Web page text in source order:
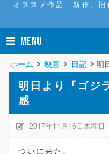
オススメ作品、新作、
MENU
ホーム 映画 日記 明
明日より『ゴジ
感
2017年11月16日木曜日
ついに来た。